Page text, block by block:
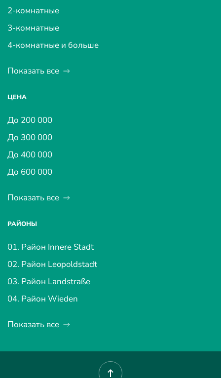
2-комнатные
3-комнатные
4-комнатные и больше
Показать все
ЦЕНА
До 200 000
До 300 000
До 400 000
До 600 000
Показать все
РАЙОНЫ
01. Район Innere Stadt
02. Район Leopoldstadt
03. Район Landstraße
04. Район Wieden
Показать все